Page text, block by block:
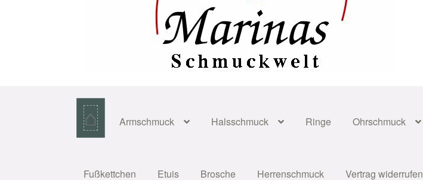
⌂ Armschmuck Halsschmuck Ringe Ohrschmuck
Fußkettchen Etuis Brosche Herrenschmuck Vertrag widerrufen